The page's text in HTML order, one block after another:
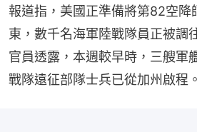
報道指，美國正準備將第82空降
東，數千名海軍陸戰隊員正被調
官員透露，本週較早時，三艘軍
戰隊遠征部隊士兵已從加州啟程。